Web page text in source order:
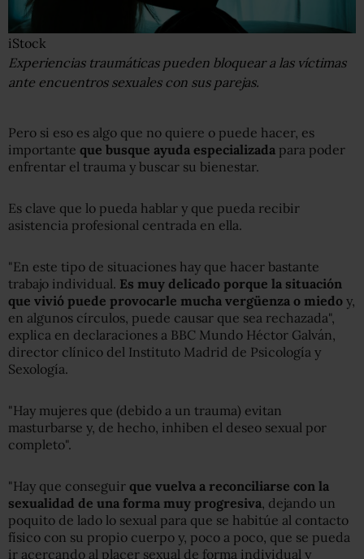
iStock
Experiencias traumáticas pueden bloquear a las víctimas
ante encuentros sexuales con sus parejas.
Pero si eso es algo que no quiere o puede hacer, es
importante que busque ayuda especializada para poder
enfrentar el trauma y buscar su bienestar.
Es clave que lo pueda hablar y que pueda recibir
asistencia profesional centrada en ella.
"En este tipo de situaciones hay que hacer bastante
trabajo individual. Es muy delicado porque la situación
que vivió puede provocarle mucha vergüenza o miedo y,
en algunos círculos, puede causar que sea rechazada",
explica en declaraciones a BBC Mundo Héctor Galván,
director clínico del Instituto Madrid de Psicología y
Sexología.
"Hay mujeres que (debido a un trauma) evitan
masturbarse y, de hecho, inhiben el deseo sexual por
completo".
"Hay que conseguir que vuelva a reconciliarse con la
sexualidad de una forma muy progresiva, dejando un
poquito de lado lo sexual para que se habitúe al contacto
físico con su propio cuerpo y, poco a poco, que se pueda
ir acercando al placer sexual de forma individual y